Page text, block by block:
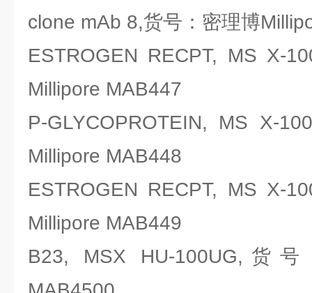
clone mAb 8,货号：密理博
ESTROGEN RECPT, MS X-
Millipore MAB447
P-GLYCOPROTEIN, MS X-
Millipore MAB448
ESTROGEN RECPT, MS X-
Millipore MAB449
B23, MSX HU-100UG,货